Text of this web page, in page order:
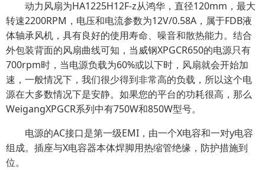
动力风扇为HA1225H12F-z从鸿华，直径120mm，最大
转速2200RPM，电压和电流参数为12V/0.58A，属于FDB液
体轴承风机，具有良好的使用寿命、噪音和散热能力。结合
外包装背面的风扇曲线可知，当威钢XPGCR650的电源只有
700rpm时，当电源负载为60%或以下时，风扇就会开始加
速，一般情况下，我们很少得到非常高的负载，所以这个电
源在大多数情况下是安静。如果您的平台的功耗很高，那么
WeigangXPGCR系列中有750W和850W型号。
电源的AC接口是第一级EMI，由一个X电容和一对y电容
组成。插座与X电容器本体焊脚用热缩管绝缘，防护措施到
位。